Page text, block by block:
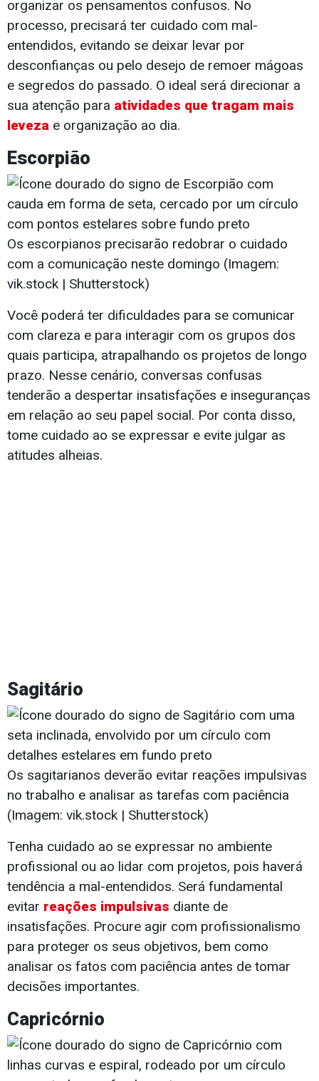
organizar os pensamentos confusos. No
processo, precisará ter cuidado com mal-
entendidos, evitando se deixar levar por
desconfianças ou pelo desejo de remoer mágoas
e segredos do passado. O ideal será direcionar a
sua atenção para atividades que tragam mais
leveza e organização ao dia.
Escorpião
Os escorpianos precisarão redobrar o cuidado
com a comunicação neste domingo (Imagem:
vik.stock | Shutterstock)
Você poderá ter dificuldades para se comunicar
com clareza e para interagir com os grupos dos
quais participa, atrapalhando os projetos de longo
prazo. Nesse cenário, conversas confusas
tenderão a despertar insatisfações e inseguranças
em relação ao seu papel social. Por conta disso,
tome cuidado ao se expressar e evite julgar as
atitudes alheias.
Sagitário
Os sagitarianos deverão evitar reações impulsivas
no trabalho e analisar as tarefas com paciência
(Imagem: vik.stock | Shutterstock)
Tenha cuidado ao se expressar no ambiente
profissional ou ao lidar com projetos, pois haverá
tendência a mal-entendidos. Será fundamental
evitar reações impulsivas diante de
insatisfações. Procure agir com profissionalismo
para proteger os seus objetivos, bem como
analisar os fatos com paciência antes de tomar
decisões importantes.
Capricórnio